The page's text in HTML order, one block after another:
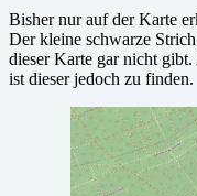
Bisher nur auf der Karte
Der kleine schwarze
dieser Karte gar nicht gibt.
ist dieser jedoch zu finden.